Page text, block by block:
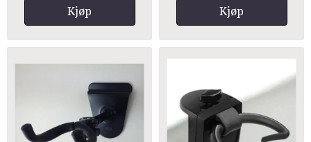
Kjøp Kjøp